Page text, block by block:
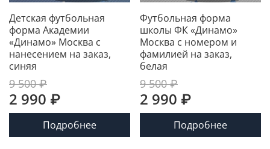
Детская футбольная
форма Академии
«Динамо» Москва с
нанесением на заказ,
синяя
9 500 ₽
2 990 ₽
Подробнее
Футбольная форма
школы ФК «Динамо»
Москва с номером и
фамилией на заказ,
белая
9 500 ₽
2 990 ₽
Подробнее